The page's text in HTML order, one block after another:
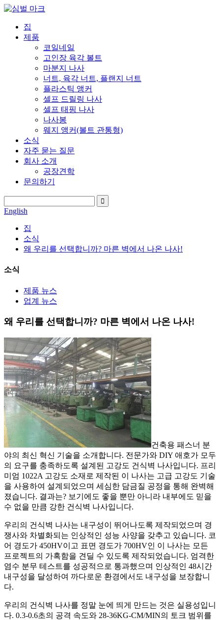
집
제품
코일네일
고인장 육각 볼트
마분지 나사
너트, 육각 너트, 플랜지 너트
플라스틱 앵커
셀프 드릴링 나사
셀프 태핑 나사
나사봉
웨지 앵커(볼트 관통형)
소식
자주 묻는 질문
회사 소개
공장견학
문의하기
English
집
소식
왜 우리를 선택합니까? 마른 벽에서 나온 나사!
소식
제품 뉴스
업계 뉴스
왜 우리를 선택합니까? 마른 벽에서 나온 나사!
건축용 패스너 분
야의 최신 혁신 기술을 소개합니다. 전문가와 DIY 애호가 모두
의 요구를 충족하도록 설계된 고강도 건식벽 나사입니다. 프리
미엄 1022A 고강도 소재로 제작된 이 나사는 고급 고강도 기술
을 사용하여 설계되었으며 세심한 담금질 공정을 통해 완벽해
졌습니다. 결과는? 보기에도 좋을 뿐만 아니라 내부에도 믿을
수 없을 만큼 강한 건식벽 나사입니다.
우리의 건식벽 나사는 내구성이 뛰어나도록 제작되었으며 경
쟁사와 차별화되는 인상적인 성능 사양을 갖추고 있습니다. 코
어 경도가 450HV이고 표면 경도가 700HV인 이 나사는 모든
프로젝트의 가혹함을 견딜 수 있도록 제작되었습니다. 엄격한
염수 분무 테스트를 성공적으로 통과했으며 인상적인 48시간
내구성을 달성하여 까다로운 환경에서도 내구성을 보장합니
다.
우리의 건식벽 나사를 정말 눈에 띄게 만드는 것은 실용성입니
다. 0.3-0.6초의 공격 속도와 28-36KG-CM/MIN의 토크 범위를